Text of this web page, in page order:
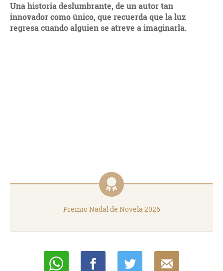
Una historia deslumbrante, de un autor tan
innovador como único, que recuerda que la luz
regresa cuando alguien se atreve a imaginarla.
Premio Nadal de Novela 2026